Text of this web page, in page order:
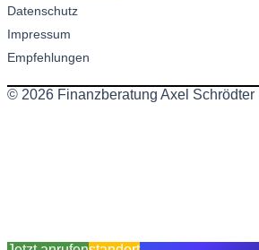
Datenschutz
Impressum
Empfehlungen